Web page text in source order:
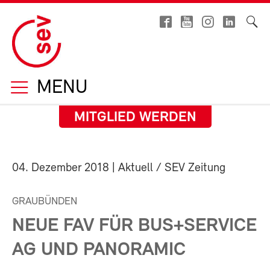
MENU
MITGLIED WERDEN
04. Dezember 2018 | Aktuell / SEV Zeitung
GRAUBÜNDEN
NEUE FAV FÜR BUS+SERVICE
AG UND PANORAMIC